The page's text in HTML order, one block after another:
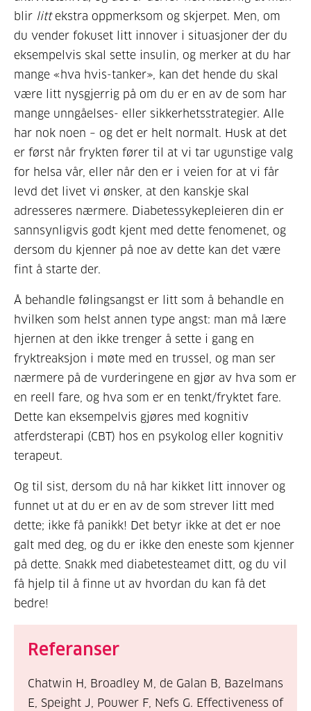
blir littekstra oppmerksom og skjerpet. Men, om
du vender fokuset litt innover i situasjoner der du
eksempelvis skal sette insulin, og merker at du har
mange «hva hvis-tanker», kan det hende du skal
være litt nysgjerrig på om du er en av de som har
mange unngåelses- eller sikkerhetsstrategier. Alle
har nok noen – og det er helt normalt. Husk at det
er først når frykten fører til at vi tar ugunstige valg
for helsa vår, eller når den er i veien for at vi får
levd det livet vi ønsker, at den kanskje skal
adresseres nærmere. Diabetessykepleieren din er
sannsynligvis godt kjent med dette fenomenet, og
dersom du kjenner på noe av dette kan det være
fint å starte der.
Å behandle følingsangst er litt som å behandle en
hvilken som helst annen type angst: man må lære
hjernen at den ikke trenger å sette i gang en
fryktreaksjon i møte med en trussel, og man ser
nærmere på de vurderingene en gjør av hva som er
en reell fare, og hva som er en tenkt/fryktet fare.
Dette kan eksempelvis gjøres med kognitiv
atferdsterapi (CBT) hos en psykolog eller kognitiv
terapeut.
Og til sist, dersom du nå har kikket litt innover og
funnet ut at du er en av de som strever litt med
dette; ikke få panikk! Det betyr ikke at det er noe
galt med deg, og du er ikke den eneste som kjenner
på dette. Snakk med diabetesteamet ditt, og du vil
få hjelp til å finne ut av hvordan du kan få det
bedre!
Referanser
Chatwin H, Broadley M, de Galan B, Bazelmans
E, Speight J, Pouwer F, Nefs G. Effectiveness of